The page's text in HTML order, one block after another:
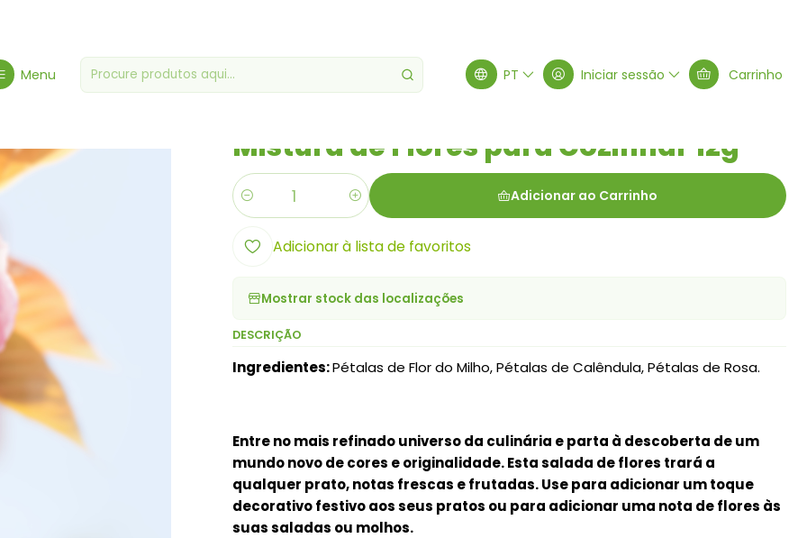
Menu PT Iniciar sessão Carrinho
Mistura de Flores para Cozinhar 12g
Quantidade Adicionar ao Carrinho
Adicionar à lista de favoritos
Mostrar stock das localizações
DESCRIÇÃO
Ingredientes:Pétalas de Flor do Milho, Pétalas de Calêndula, Pétalas de Rosa.
Entre no mais refinado universo da culinária e parta à descoberta de um
mundo novo de cores e originalidade. Esta salada de flores trará a
qualquer prato, notas frescas e frutadas.Use para adicionar um toque
decorativo festivo aos seus pratos ou para adicionar uma nota de flores às
suas saladas ou molhos.